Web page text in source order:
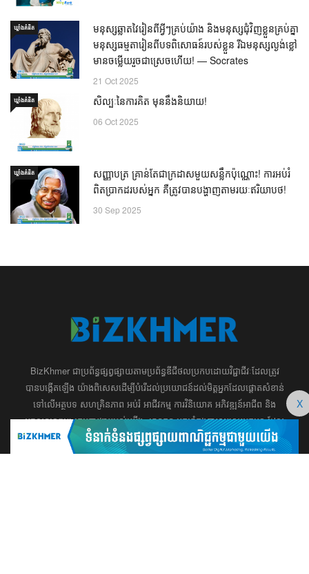
ឃ្លាំង​គំនិត
មនុស្សឆ្លាតវៃរៀនពីអ្វីៗគ្រប់យ៉ាង និងមនុស្សជុំវិញខ្លួនគ្រប់គ្នា
មនុស្សធម្មតារៀនពីបទពិសោធន៍របស់ខ្លួន រីឯមនុស្សល្ងង់ខ្លៅ
មានចម្លើយរួចជាស្រេចហើយ! — Socrates
21 Oct 2025
ឃ្លាំង​គំនិត សិល្បៈនៃការគិត មុននឹងនិយាយ!
06 Oct 2025
ឃ្លាំង​គំនិត
សញ្ញាបត្រ គ្រាន់តែជាក្រដាសមួយសន្លឹកប៉ុណ្ណោះ! ការអប់រំ
ពិតប្រាកដរបស់អ្នក គឺត្រូវបានបង្ហាញតាមរយៈឥរិយាបថ!
30 Sep 2025
BizKhmer ​ជា​​ប្រព័ន្ធ​ផ្សព្វផ្សាយ​តាម​ប្រព័ន្ធ​ឌីជីថល​​​ប្រកប​ដោយ​វិជ្ជាជីវៈ​ដែល​​​ត្រូវ​
បាន​បង្កើតឡើង យ៉ាង​ពិសេស​​ដើម្បី​បំរើ​ដល់​ប្រយោជន៍​​​ដល់​មិត្ត​អ្នក​ដែល​ផ្ដោត​សំខាន់​
ទៅ​លើ​អត្ថបទ​ សហគ្រិន​ភាព អប់រំ ​​អាជីវកម្ម​ ​ការ​វិនិយោគ​ ​អភិវឌ្ឍន៍​អាជីព​ និង​
អចលនទ្រព្យ។ ​ក្រុម​​ការងារ​របស់​យើង​ ​​ មាន​ឆន្ទៈ​​មុតមាំ​​​ក្នុង​​ការ​សរសេរ​​អត្ថបទ​​ ដែល​
សុទ្ធតែ​សំខាន់​សម្រាប់​ ជំនួញ​ ការសិក្សា​ ​និង ការ​សម្រេច​ចិត្ត​របស់​​លោក​អ្នក​ ជា
ពិសេស​​គឺ​​ជួយ​ពង្រឹង​ការ​ត្រិះរិះ ពិចារណា​ ​និង ​ការអភិវឌ្ឍន៍​ធនធាន​មនុស្ស។ ​​​​
X